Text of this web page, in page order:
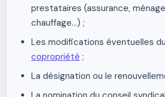
prestataires (assurance,
chauffage…) ;
Les modifications éventuelles du
copropriété ;
La désignation ou le